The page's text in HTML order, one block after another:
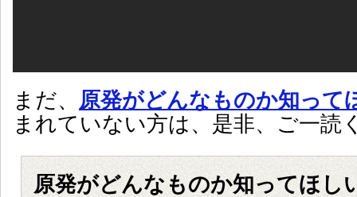
まだ、 原発がどんなものか知って
まれていない方は、是非、ご一読
原発がどんなものか知ってほし